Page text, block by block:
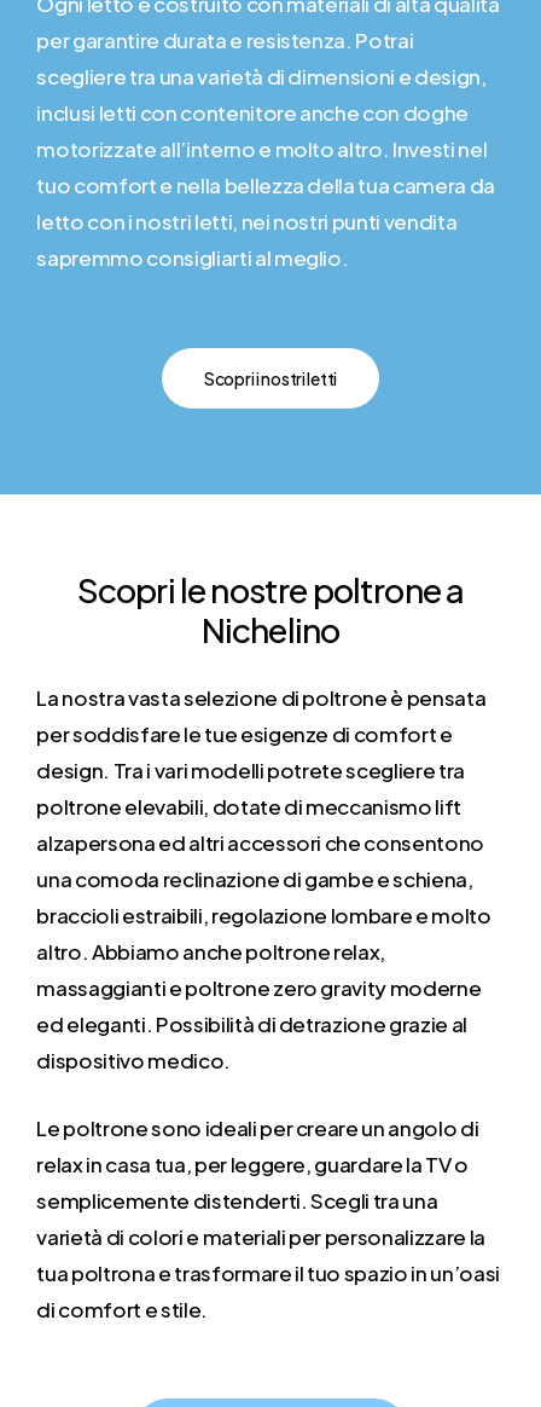
per garantire durata e resistenza. Potrai
scegliere tra una varietà di dimensioni e design,
inclusi letti con contenitore anche con doghe
motorizzate all’interno e molto altro. Investi nel
tuo comfort e nella bellezza della tua camera da
letto con i nostri letti, nei nostri punti vendita
sapremmo consigliarti al meglio.
Scopri i nostri letti
Scopri lenostre poltronea
Nichelino
La nostra vasta selezione di poltrone è pensata
per soddisfare le tue esigenze di comfort e
design. Tra i vari modelli potrete scegliere tra
poltrone elevabili, dotate di meccanismo lift
alzapersona ed altri accessori che consentono
una comoda reclinazione di gambe e schiena,
braccioli estraibili, regolazione lombare e molto
altro. Abbiamo anche poltrone relax,
massaggianti e poltrone zero gravity moderne
ed eleganti. Possibilità di detrazione grazie al
dispositivo medico.
Le poltrone sono ideali per creare un angolo di
relax in casa tua, per leggere, guardare la TV o
semplicemente distenderti. Scegli tra una
varietà di colori e materiali per personalizzare la
tua poltrona e trasformare il tuo spazio in un’oasi
di comfort e stile.